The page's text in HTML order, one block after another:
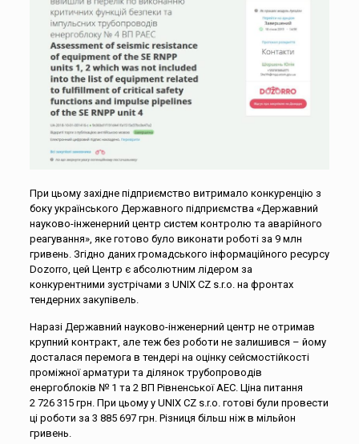
При цьому західне підприємство витримало конкуренцію з
боку українського Державного підприємства «Державний
науково-інженерний центр систем контролю та аварійного
реагування», яке готово було виконати роботі за 9 млн
гривень. Згідно даних громадського інформаційного ресурсу
Dozorro, цей Центр є абсолютним лідером за
конкурентними зустрічами з UNIX CZ s.r.o. на фронтах
тендерних закупівель.
Наразі Державний науково-інженерний центр не отримав
крупний контракт, але теж без роботи не залишився – йому
досталася перемога в тендері на оцінку сейсмостійкості
проміжної арматури та ділянок трубопроводів
енергоблоків № 1 та 2 ВП Рівненської АЕС. Ціна питання
2 726 315 грн. При цьому у UNIX CZ s.r.o. готові були провести
ці роботи за 3 885 697 грн. Різниця більш ніж в мільйон
гривень.